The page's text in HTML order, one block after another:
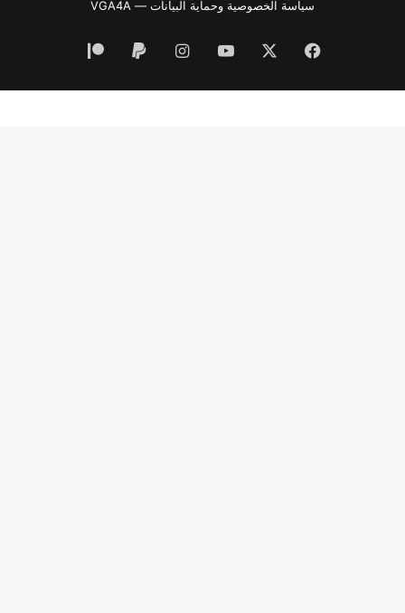
سياسة الخصوصية وحماية البيانات — VGA4A
فيسبوك ‫YouTubeانستقرام
‏Paypal
‫Patreon